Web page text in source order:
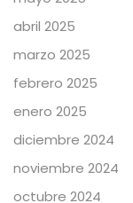
abril 2025
marzo 2025
febrero 2025
enero 2025
diciembre 2024
noviembre 2024
octubre 2024